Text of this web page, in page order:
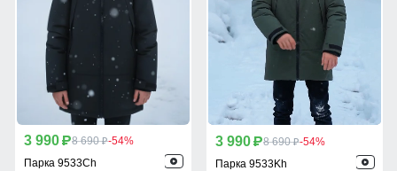
3 990 p8 690 p-54%
Парка 9533Ch
3 990 p8 690 p-54%
Парка 9533Kh